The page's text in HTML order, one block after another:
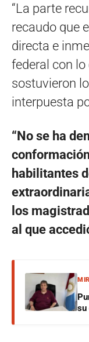
“La parte
recaudo que
directa e
federal con lo
sostuvieron
interpuesta
“No se ha
habilitantes
los
al que
su